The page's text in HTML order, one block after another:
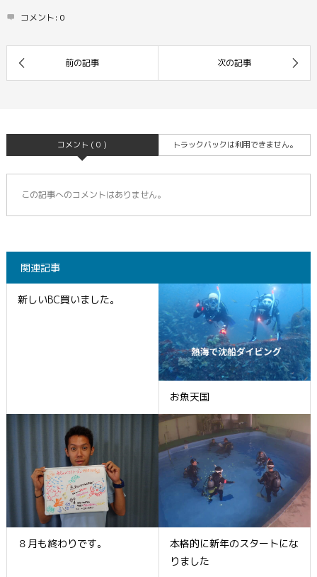
コメント: 0
コメント ( 0 ) トラックバックは利用できません。
この記事へのコメントはありません。
関連記事
新しいBC買いました。
お魚天国
８月も終わりです。
本格的に新年のスタートにな
りました